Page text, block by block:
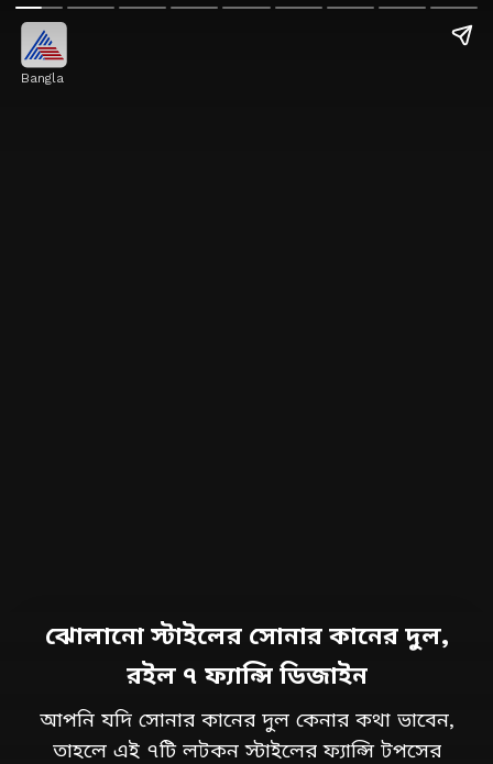
Bangla
ঝোলানো স্টাইলের সোনার কানের দুল,
রইল ৭ ফ্যান্সি ডিজাইন
আপনি যদি সোনার কানের দুল কেনার কথা ভাবেন,
তাহলে এই ৭টি লটকন স্টাইলের ফ্যান্সি টপসের